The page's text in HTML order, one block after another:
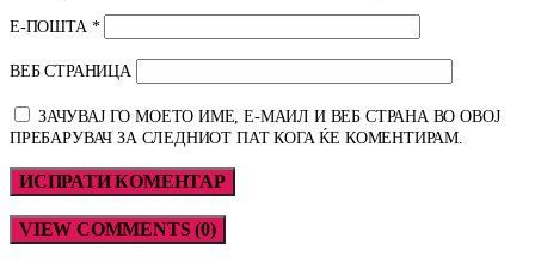
Е-ПОШТА *
ВЕБ СТРАНИЦА
ЗАЧУВАЈ ГО МОЕТО ИМЕ, Е-МАИЛ И ВЕБ СТРАНА ВО ОВОЈ
ПРЕБАРУВАЧ ЗА СЛЕДНИОТ ПАТ КОГА ЌЕ КОМЕНТИРАМ.
VIEW COMMENTS (0)